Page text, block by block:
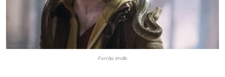
Forrás: imdb